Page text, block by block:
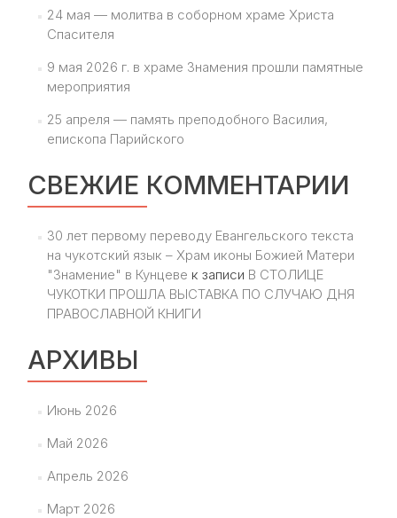
24 мая — молитва в соборном храме Христа
Спасителя
9 мая 2026 г. в храме Знамения прошли памятные
мероприятия
25 апреля — память преподобного Василия,
епископа Парийского
СВЕЖИЕ КОММЕНТАРИИ
30 лет первому переводу Евангельского текста
на чукотский язык – Храм иконы Божией Матери
"Знамение" в Кунцеве к записи В СТОЛИЦЕ
ЧУКОТКИ ПРОШЛА ВЫСТАВКА ПО СЛУЧАЮ ДНЯ
ПРАВОСЛАВНОЙ КНИГИ
АРХИВЫ
Июнь 2026
Май 2026
Апрель 2026
Март 2026